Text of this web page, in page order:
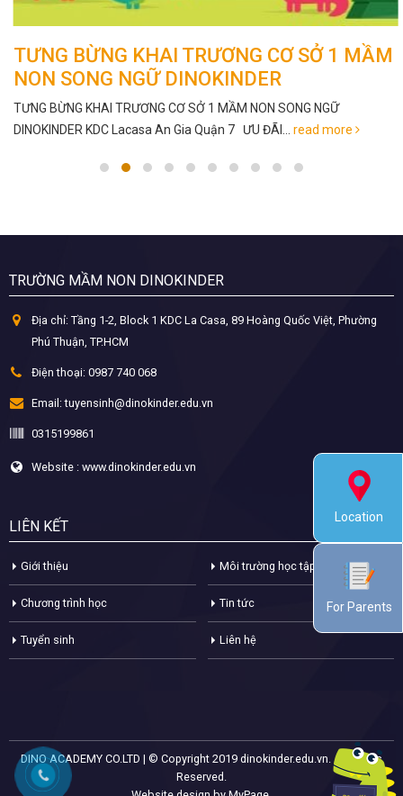
TƯNG BỪNG KHAI TRƯƠNG CƠ SỞ 1 MẦM
NON SONG NGỮ DINOKINDER
TƯNG BỪNG KHAI TRƯƠNG CƠ SỞ 1 MẦM NON SONG NGỮ
DINOKINDER KDC Lacasa An Gia Quận 7 ƯU ĐÃI...
read more
TRƯỜNG MẦM NON DINOKINDER
Địa chỉ: Tầng 1-2, Block 1 KDC La Casa, 89 Hoàng Quốc Việt, Phường
Phú Thuận, TP.HCM
Điện thoại: 0987 740 068
Email: tuyensinh@dinokinder.edu.vn
0315199861
Website : www.dinokinder.edu.vn
LIÊN KẾT
Giới thiệu
Chương trình học
Tuyển sinh
Môi trường học tập
Tin tức
Liên hệ
DINO ACADEMY CO.LTD | © Copyright 2019 dinokinder.edu.vn. All Rights
Reserved.
Location
For Parents